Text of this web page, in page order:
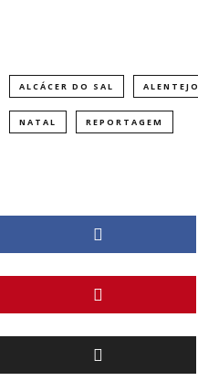
ALCÁCER DO SAL ALENTEJO
NATAL REPORTAGEM